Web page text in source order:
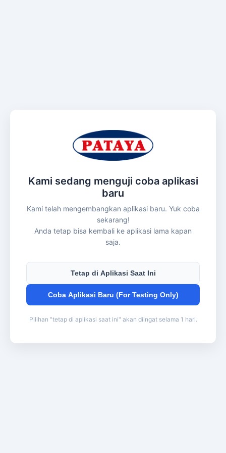
Kami sedang menguji coba aplikasi
baru
Kami telah mengembangkan aplikasi baru. Yuk coba
sekarang!
Anda tetap bisa kembali ke aplikasi lama kapan
saja.
Tetap di Aplikasi Saat Ini
Coba Aplikasi Baru (For Testing Only)
Pilihan "tetap di aplikasi saat ini" akan diingat selama 1 hari.